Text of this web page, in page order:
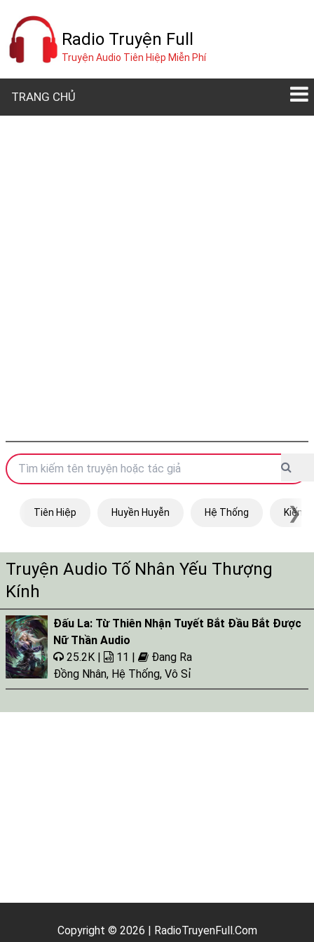
Radio Truyện Full
Truyện Audio Tiên Hiệp Miễn Phí
TRANG CHỦ
Tiên Hiệp Huyền Huyễn Hệ Thống Kiếm
❯
Truyện Audio Tố Nhân Yếu Thượng
Kính
Đấu La: Từ Thiên Nhận Tuyết Bắt Đầu Bắt Được
Nữ Thần Audio
25.2K |
11 |
Đang Ra
Đồng Nhân, Hệ Thống, Vô Sỉ
Copyright © 2026 | RadioTruyenFull.Com